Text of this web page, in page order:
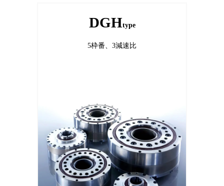
DGHtype
5枠番、3減速比